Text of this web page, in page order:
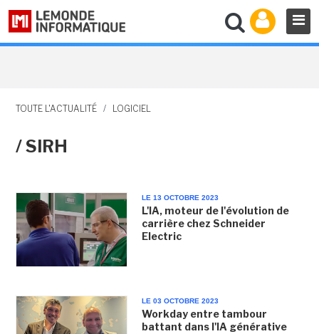
TOUTE L'ACTUALITÉ / LOGICIEL
/ SIRH
LE 13 OCTOBRE 2023
L'IA, moteur de l'évolution de
carrière chez Schneider
Electric
LE 03 OCTOBRE 2023
Workday entre tambour
battant dans l'IA générative